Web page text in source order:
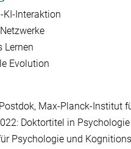
KI-Interaktion
Lernen
Evolution
Max-Planck-Institut
Doktortitel in
Psychologie und